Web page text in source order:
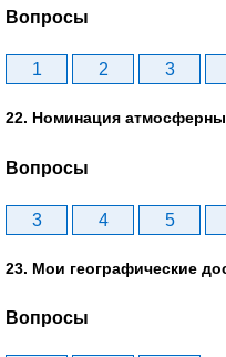
Вопросы
1 2 3
22. Номинация
Вопросы
3 4 5
23. Мои географические
Вопросы